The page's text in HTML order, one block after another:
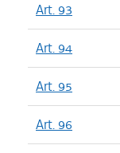
Art. 93
Art. 94
Art. 95
Art. 96